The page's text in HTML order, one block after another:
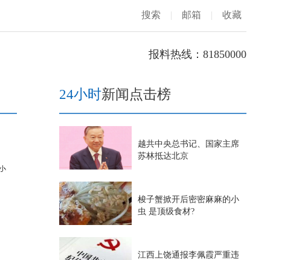
搜索 | 邮箱 | 收藏
报料热线：81850000
24小时新闻点击榜
越共中央总书记、国家主席
苏林抵达北京
梭子蟹掀开后密密麻麻的小
虫 是顶级食材?
江西上饶通报李佩霞严重违